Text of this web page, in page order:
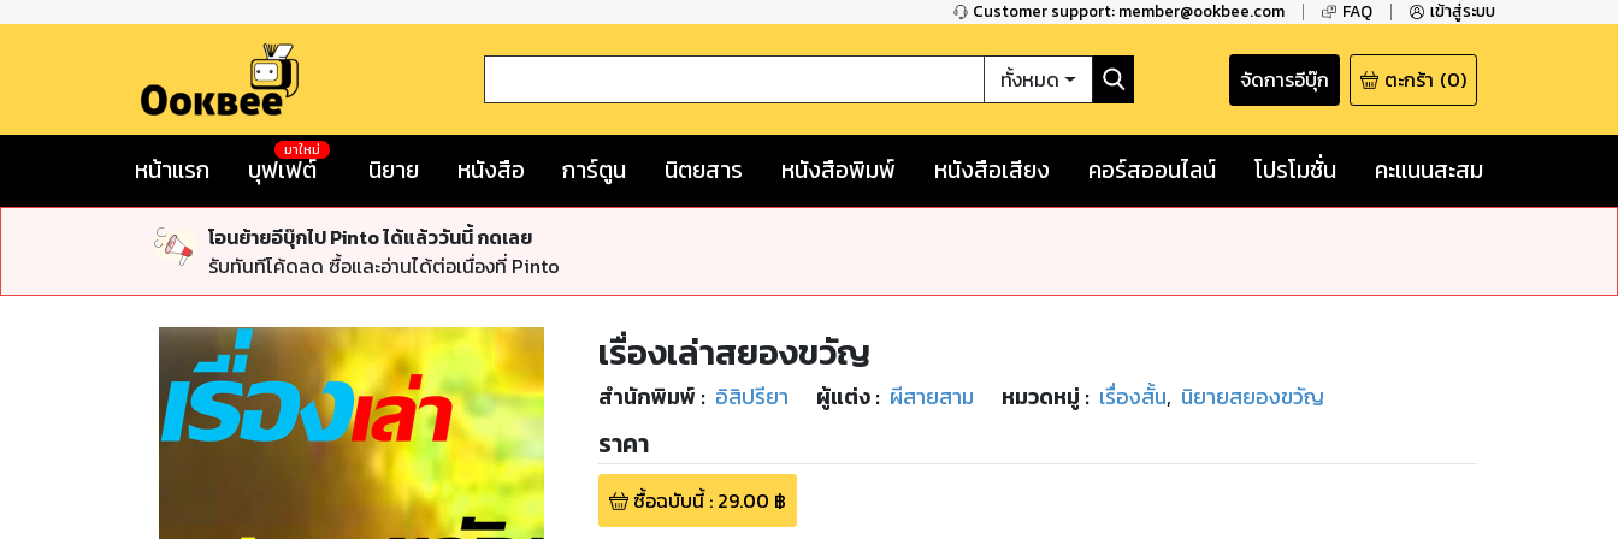
Customer support: member@ookbee.com FAQ เข้าสู่ระบบ
ทั้งหมด จัดการอีบุ๊ก ตะกร้า (0)
หน้าแรก บุฟเฟต์
มาใหม่
นิยาย หนังสือ การ์ตูน นิตยสาร หนังสือพิมพ์ หนังสือเสียง คอร์สออนไลน์ โปรโมชั่น คะแนนสะสม
โอนย้ายอีบุ๊กไป Pinto ได้แล้ววันนี้ กดเลย
รับทันทีโค้ดลด ซื้อและอ่านได้ต่อเนื่องที่ Pinto
เรื่องเล่าสยองขวัญ
สำนักพิมพ์ : อิสิปรียา ผู้แต่ง : ผีสายสาม หมวดหมู่ : เรื่องสั้น, นิยายสยองขวัญ
ราคา
ซื้อฉบับนี้: 29.00 ฿